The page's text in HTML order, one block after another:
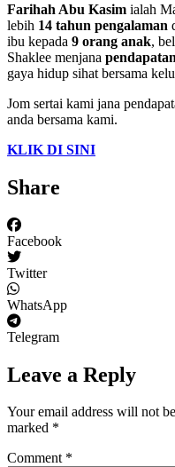
Farihah Abu Kasim ialah
lebih 14 tahun pengalaman
ibu kepada 9 orang anak,
Shaklee menjana
gaya hidup sihat bersama
Jom sertai kami jana
anda bersama kami.
KLIK DI SINI
Share
Facebook
Twitter
WhatsApp
Telegram
Leave a Reply
Your email address will not
marked *
Comment *